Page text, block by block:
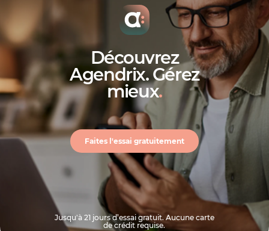
Découvrez
Agendrix. Gérez
mieux.
Faites l'essai gratuitement
Jusqu'à 21 jours d’essai gratuit. Aucune carte
de crédit requise.